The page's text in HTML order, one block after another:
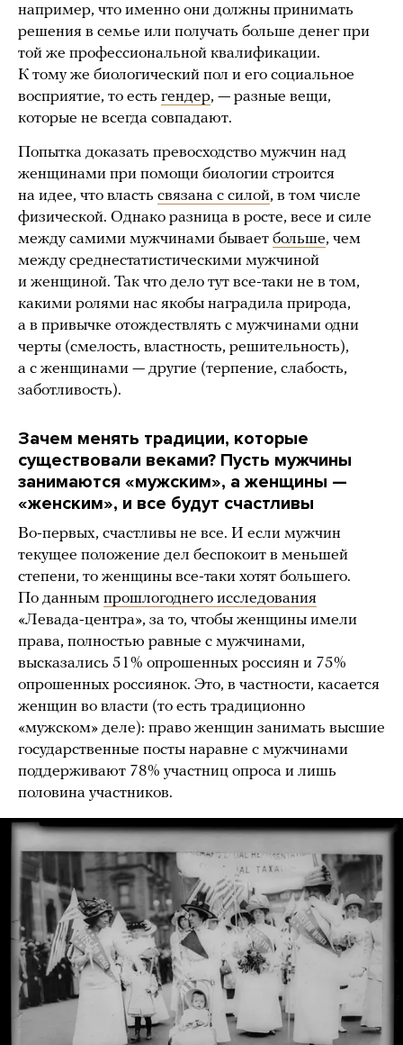
например, что именно они должны принимать
решения в семье или получать больше денег при
той же профессиональной квалификации.
К тому же биологический пол и его социальное
восприятие, то есть гендер, — разные вещи,
которые не всегда совпадают.
Попытка доказать превосходство мужчин над
женщинами при помощи биологии строится
на идее, что власть связана с силой, в том числе
физической. Однако разница в росте, весе и силе
между самими мужчинами бывает больше, чем
между среднестатистическими мужчиной
и женщиной. Так что дело тут все-таки не в том,
какими ролями нас якобы наградила природа,
а в привычке отождествлять с мужчинами одни
черты (смелость, властность, решительность),
а с женщинами — другие (терпение, слабость,
заботливость).
Зачем менять традиции, которые
существовали веками? Пусть мужчины
занимаются «мужским», а женщины —
«женским», и все будут счастливы
Во-первых, счастливы не все. И если мужчин
текущее положение дел беспокоит в меньшей
степени, то женщины все-таки хотят большего.
По данным прошлогоднего исследования
«Левада-центра», за то, чтобы женщины имели
права, полностью равные с мужчинами,
высказались 51% опрошенных россиян и 75%
опрошенных россиянок. Это, в частности, касается
женщин во власти (то есть традиционно
«мужском» деле): право женщин занимать высшие
государственные посты наравне с мужчинами
поддерживают 78% участниц опроса и лишь
половина участников.